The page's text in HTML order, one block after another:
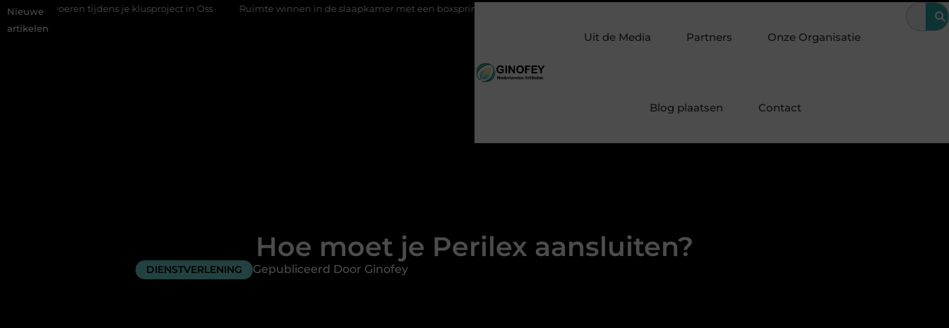
Nieuwe
artikelen
tijdens je klusproject in Oss Ruimte winnen in de slaapkamer met een boxspring met opbergruimte Wanneer is een kroon de beste oplossing
Uit de Media Partners Onze Organisatie
Blog plaatsen Contact
Hoe moet je Perilex aansluiten?
DIENSTVERLENING Gepubliceerd Door Ginofey